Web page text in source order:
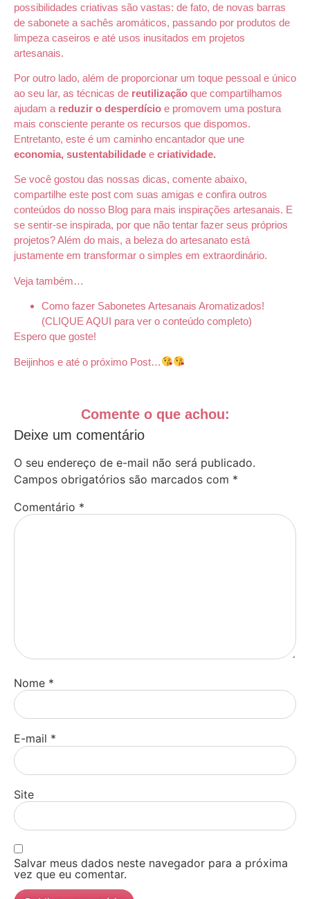
possibilidades criativas são vastas: de fato, de novas barras
de sabonete a sachês aromáticos, passando por produtos de
limpeza caseiros e até usos inusitados em projetos
artesanais.
Por outro lado, além de proporcionar um toque pessoal e único
ao seu lar, as técnicas de reutilização que compartilhamos
ajudam a reduzir o desperdício e promovem uma postura
mais consciente perante os recursos que dispomos.
Entretanto, este é um caminho encantador que une
economia, sustentabilidade e criatividade.
Se você gostou das nossas dicas, comente abaixo,
compartilhe este post com suas amigas e confira outros
conteúdos do nosso Blog para mais inspirações artesanais. E
se sentir-se inspirada, por que não tentar fazer seus próprios
projetos? Além do mais, a beleza do artesanato está
justamente em transformar o simples em extraordinário.
Veja também…
Como fazer Sabonetes Artesanais Aromatizados!
(CLIQUE AQUI para ver o conteúdo completo)
Espero que goste!
Beijinhos e até o próximo Post…
Comente o que achou:
Deixe um comentário
O seu endereço de e-mail não será publicado.
Campos obrigatórios são marcados com *
Comentário *
Nome *
E-mail *
Site
Salvar meus dados neste navegador para a próxima
vez que eu comentar.